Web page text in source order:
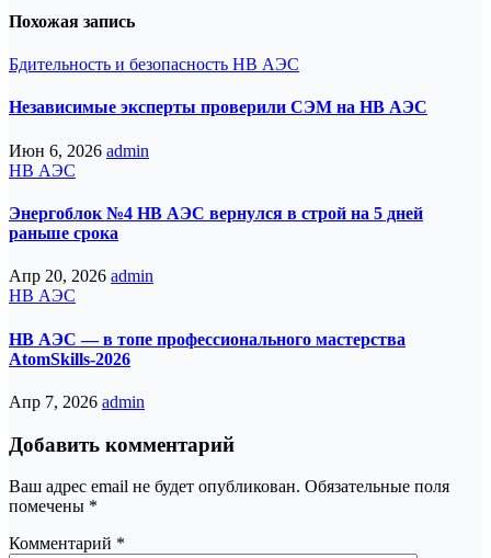
Похожая запись
Бдительность и безопасность НВ АЭС
Независимые эксперты проверили СЭМ на НВ АЭС
Июн 6, 2026 admin
НВ АЭС
Энергоблок №4 НВ АЭС вернулся в строй на 5 дней
раньше срока
Апр 20, 2026 admin
НВ АЭС
НВ АЭС — в топе профессионального мастерства
AtomSkills-2026
Апр 7, 2026 admin
Добавить комментарий
Ваш адрес email не будет опубликован. Обязательные поля
помечены *
Комментарий *